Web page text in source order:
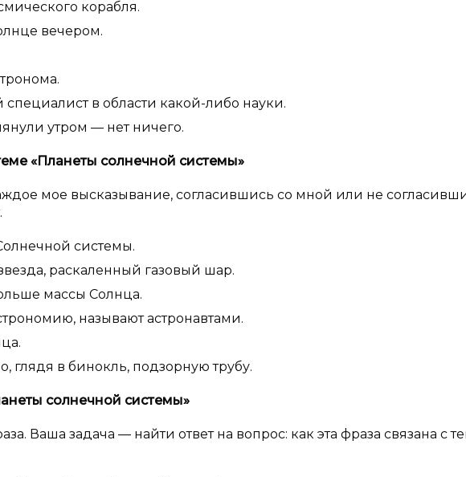
корабля.
вечером.
в области какой-либо науки.
утром — нет ничего.
«Планеты солнечной системы»
мое высказывание, согласившись со мной или не
системы.
раскаленный газовый шар.
массы Солнца.
называют астронавтами.
глядя в бинокль, подзорную трубу.
солнечной системы»
Ваша задача — найти ответ на вопрос: как эта фраза связана с